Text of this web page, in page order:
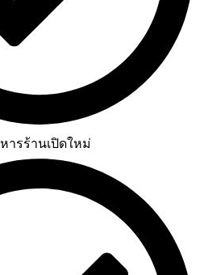
ารร้านเปิดใหม่